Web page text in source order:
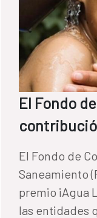
El Fondo
El Fondo de
Saneamiento
premio iAgua
las entidades